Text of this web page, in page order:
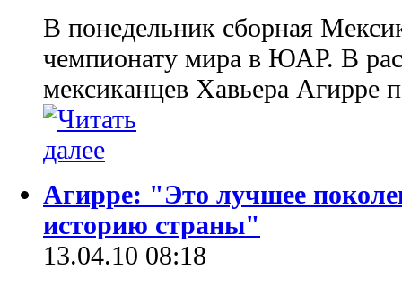
В понедельник сборная
чемпионату мира в ЮАР. В
мексиканцев Хавьера Агирре
Агирре: "Это лучшее
историю страны"
13.04.10 08:18